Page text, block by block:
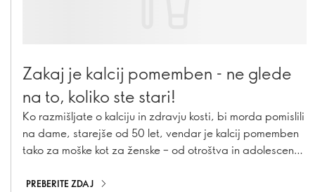
Zakaj je kalcij pomemben - ne glede
na to, koliko ste stari!
Ko razmišljate o kalciju in zdravju kosti, bi morda pomislili
na dame, starejše od 50 let, vendar je kalcij pomemben
tako za moške kot za ženske – od otroštva in adolescence
v vseh starostnih obdobjih in kako lahko poskrbite, da ga
PREBERITE ZDAJ